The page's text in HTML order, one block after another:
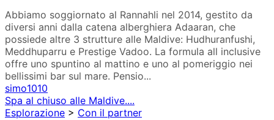
Abbiamo soggiornato al Rannahli nel 2014, gestito da
diversi anni dalla catena alberghiera Adaaran, che
possiede altre 3 strutture alle Maldive: Hudhuranfushi,
Meddhuparru e Prestige Vadoo. La formula all inclusive
offre uno spuntino al mattino e uno al pomeriggio nei
bellissimi bar sul mare. Pensio...
simo1010
Spa al chiuso alle Maldive....
Esplorazione > Con il partner